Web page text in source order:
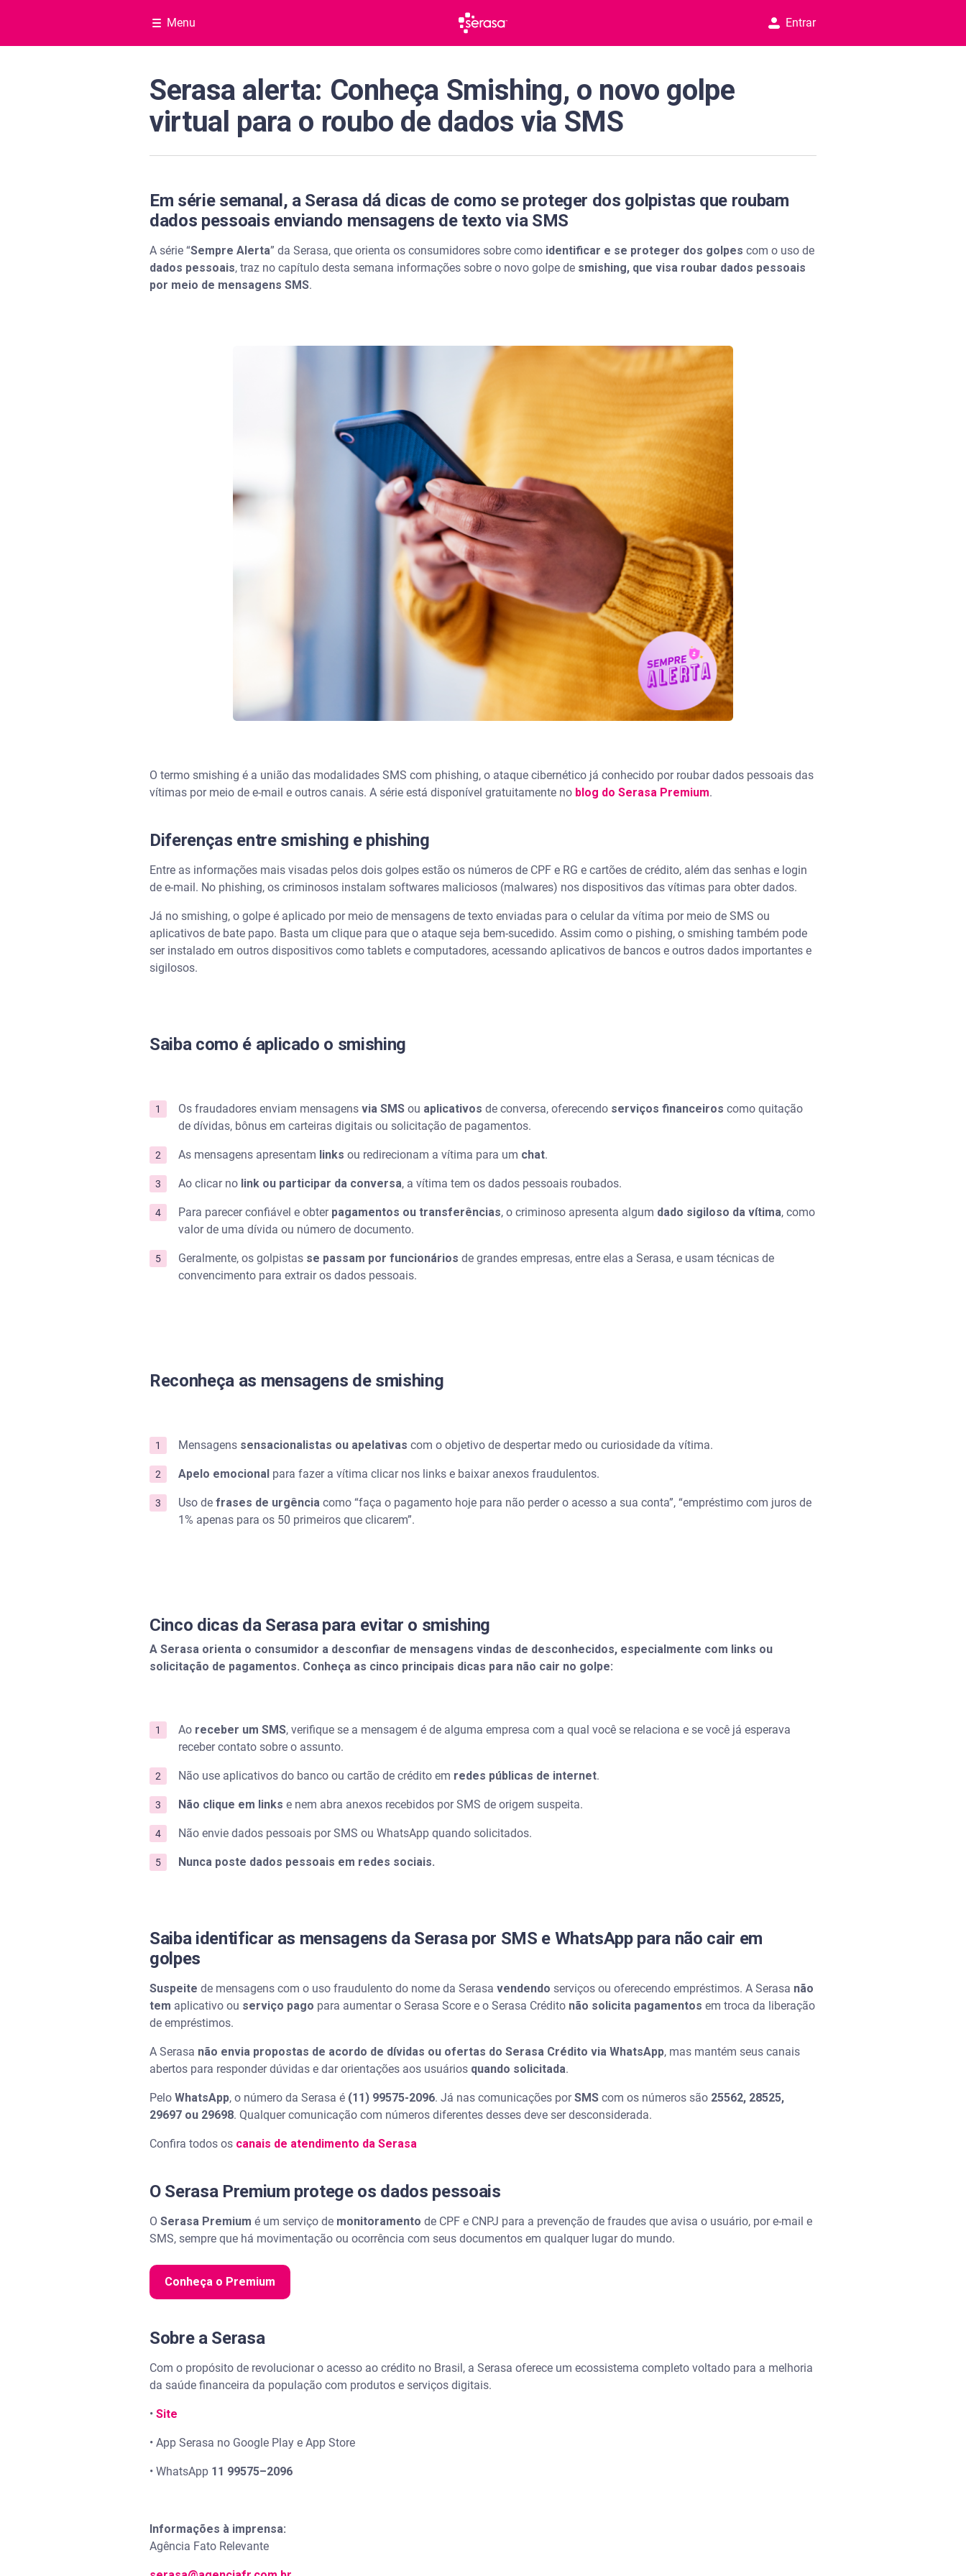
Menu Entrar
Serasa alerta: Conheça Smishing, o novo golpe
virtual para o roubo de dados via SMS
Em série semanal, a Serasa dá dicas de como se proteger dos golpistas que roubam
dados pessoais enviando mensagens de texto via SMS
A série “Sempre Alerta” da Serasa, que orienta os consumidores sobre como identificar e se proteger dos golpes com o uso de
dados pessoais, traz no capítulo desta semana informações sobre o novo golpe de smishing, que visa roubar dados pessoais
por meio de mensagens SMS.
O termo smishing é a união das modalidades SMS com phishing, o ataque cibernético já conhecido por roubar dados pessoais das
vítimas por meio de e-mail e outros canais. A série está disponível gratuitamente no blog do Serasa Premium.
Diferenças entre smishing e phishing
Entre as informações mais visadas pelos dois golpes estão os números de CPF e RG e cartões de crédito, além das senhas e login
de e-mail. No phishing, os criminosos instalam softwares maliciosos (malwares) nos dispositivos das vítimas para obter dados.
Já no smishing, o golpe é aplicado por meio de mensagens de texto enviadas para o celular da vítima por meio de SMS ou
aplicativos de bate papo. Basta um clique para que o ataque seja bem-sucedido. Assim como o pishing, o smishing também pode
ser instalado em outros dispositivos como tablets e computadores, acessando aplicativos de bancos e outros dados importantes e
sigilosos.
Saiba como é aplicado o smishing
Os fraudadores enviam mensagens via SMS ou aplicativos de conversa, oferecendo serviços financeiros como quitação
de dívidas, bônus em carteiras digitais ou solicitação de pagamentos.
As mensagens apresentam links ou redirecionam a vítima para um chat.
Ao clicar no link ou participar da conversa, a vítima tem os dados pessoais roubados.
Para parecer confiável e obter pagamentos ou transferências, o criminoso apresenta algum dado sigiloso da vítima, como
valor de uma dívida ou número de documento.
Geralmente, os golpistas se passam por funcionários de grandes empresas, entre elas a Serasa, e usam técnicas de
convencimento para extrair os dados pessoais.
Reconheça as mensagens de smishing
Mensagens sensacionalistas ou apelativas com o objetivo de despertar medo ou curiosidade da vítima.
Apelo emocional para fazer a vítima clicar nos links e baixar anexos fraudulentos.
Uso de frases de urgência como “faça o pagamento hoje para não perder o acesso a sua conta”, “empréstimo com juros de
1% apenas para os 50 primeiros que clicarem”.
Cinco dicas da Serasa para evitar o smishing
A Serasa orienta o consumidor a desconfiar de mensagens vindas de desconhecidos, especialmente com links ou
solicitação de pagamentos. Conheça as cinco principais dicas para não cair no golpe:
Ao receber um SMS, verifique se a mensagem é de alguma empresa com a qual você se relaciona e se você já esperava
receber contato sobre o assunto.
Não use aplicativos do banco ou cartão de crédito em redes públicas de internet.
Não clique em links e nem abra anexos recebidos por SMS de origem suspeita.
Não envie dados pessoais por SMS ou WhatsApp quando solicitados.
Nunca poste dados pessoais em redes sociais.
Saiba identificar as mensagens da Serasa por SMS e WhatsApp para não cair em
golpes
Suspeite de mensagens com o uso fraudulento do nome da Serasa vendendo serviços ou oferecendo empréstimos. A Serasa não
tem aplicativo ou serviço pago para aumentar o Serasa Score e o Serasa Crédito não solicita pagamentos em troca da liberação
de empréstimos.
A Serasa não envia propostas de acordo de dívidas ou ofertas do Serasa Crédito via WhatsApp, mas mantém seus canais
abertos para responder dúvidas e dar orientações aos usuários quando solicitada.
Pelo WhatsApp, o número da Serasa é (11) 99575-2096. Já nas comunicações porSMS com os números são 25562, 28525,
29697 ou 29698. Qualquer comunicação com números diferentes desses deve ser desconsiderada.
Confira todos os canais de atendimento da Serasa
O Serasa Premium protege os dados pessoais
O Serasa Premium é um serviço de monitoramento de CPF e CNPJ para a prevenção de fraudes que avisa o usuário, por e-mail e
SMS, sempre que há movimentação ou ocorrência com seus documentos em qualquer lugar do mundo.
Conheça o Premium
Sobre a Serasa
Com o propósito de revolucionar o acesso ao crédito no Brasil, a Serasa oferece um ecossistema completo voltado para a melhoria
da saúde financeira da população com produtos e serviços digitais.
• Site
• App Serasa no Google Play e App Store
• WhatsApp 11 99575–2096
Informações à imprensa:
Agência Fato Relevante